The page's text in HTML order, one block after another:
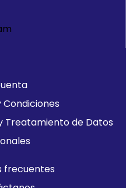
Condiciones
Treatamiento de Datos
frecuentes